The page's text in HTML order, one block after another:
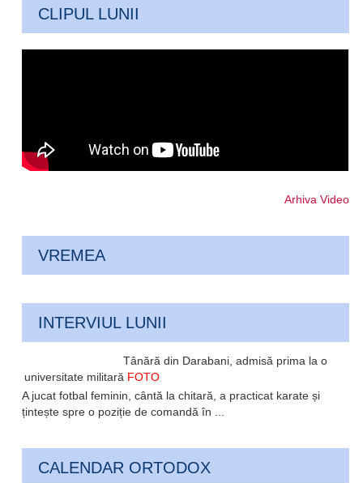
CLIPUL LUNII
Arhiva Video
VREMEA
INTERVIUL LUNII
Tânără din Darabani, admisă prima la o
universitate militară FOTO
A jucat fotbal feminin, cântă la chitară, a practicat karate și
țintește spre o poziție de comandă în ...
CALENDAR ORTODOX